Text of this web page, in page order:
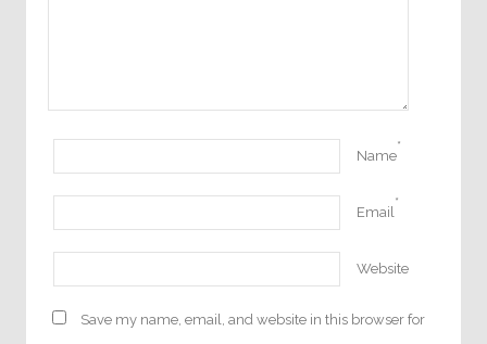
Name
*
Email
*
Website
Save my name, email, and website in this browser for